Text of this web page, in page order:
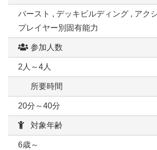
バースト , デッキビルディング , アク
プレイヤー別固有能力
参加人数
2人～4人
所要時間
20分～40分
対象年齢
6歳～